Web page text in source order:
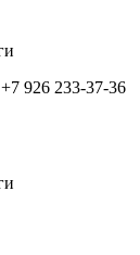
+7 926 233-37-36